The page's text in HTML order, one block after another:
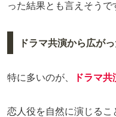
った結果とも言えそうで
ドラマ共演から広が
特に多いのが、 ドラマ
恋人役を自然に演じる